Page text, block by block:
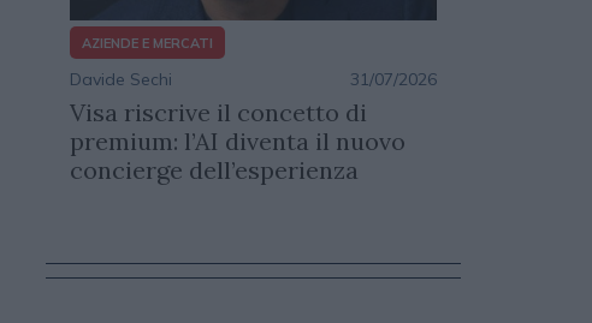
AZIENDE E MERCATI
Davide Sechi 31/07/2026
Visa riscrive il concetto di
premium: l’AI diventa il nuovo
concierge dell’esperienza